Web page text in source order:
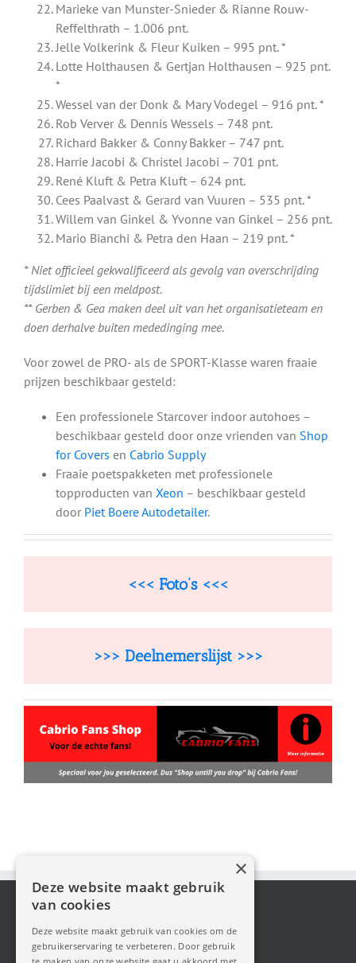
Marieke van Munster-Snieder & Rianne Rouw-
Reffelthrath – 1.006 pnt.
Jelle Volkerink & Fleur Kuiken – 995 pnt. *
Lotte Holthausen & Gertjan Holthausen – 925 pnt.
*
Wessel van der Donk & Mary Vodegel – 916 pnt. *
Rob Verver & Dennis Wessels – 748 pnt.
Richard Bakker & Conny Bakker – 747 pnt.
Harrie Jacobi & Christel Jacobi – 701 pnt.
René Kluft & Petra Kluft – 624 pnt.
Cees Paalvast & Gerard van Vuuren – 535 pnt. *
Willem van Ginkel & Yvonne van Ginkel – 256 pnt.
Mario Bianchi & Petra den Haan – 219 pnt. *
* Niet officieel gekwalificeerd als gevolg van overschrijding
tijdslimiet bij een meldpost.
** Gerben & Gea maken deel uit van het organisatieteam en
doen derhalve buiten mededinging mee.
Voor zowel de PRO- als de SPORT-Klasse waren fraaie
prijzen beschikbaar gesteld:
Een professionele Starcover indoor autohoes –
beschikbaar gesteld door onze vrienden van Shop
for Covers en Cabrio Supply
Fraaie poetspakketen met professionele
topproducten van Xeon – beschikbaar gesteld
door Piet Boere Autodetailer.
<<< Foto’s <<<
>>> Deelnemerslijst >>>
Deze website maakt gebruik
van cookies
Deze website maakt gebruik van cookies om de
gebruikerservaring te verbeteren. Door gebruik
×